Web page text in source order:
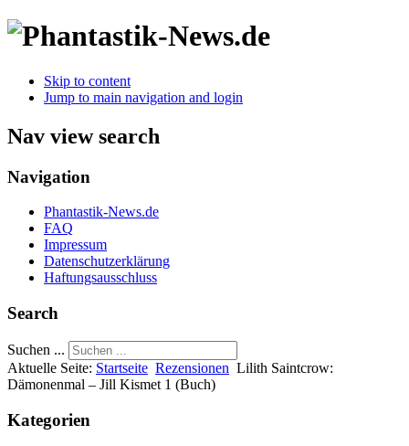
Skip to content
Jump to main navigation and login
Nav view search
Navigation
Phantastik-News.de
FAQ
Impressum
Datenschutzerklärung
Haftungsausschluss
Search
Suchen ...
Aktuelle Seite: Startseite Rezensionen Lilith Saintcrow:
Dämonenmal – Jill Kismet 1 (Buch)
Kategorien